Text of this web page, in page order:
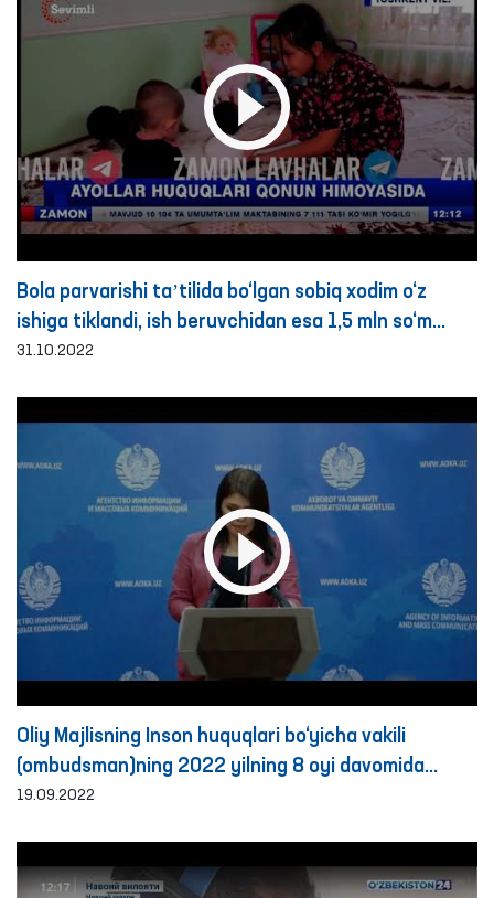
Bola parvarishi taʼtilida bo‘lgan sobiq xodim o‘z
ishiga tiklandi, ish beruvchidan esa 1,5 mln so‘m
maʼnaviy zarar undirilishi belgilandi- Ombudsman
31.10.2022
Oliy Majlisning Inson huquqlari bo‘yicha vakili
(ombudsman)ning 2022 yilning 8 oyi davomida
murojaatlar bilan ishlash bo‘yicha faoliyat
19.09.2022